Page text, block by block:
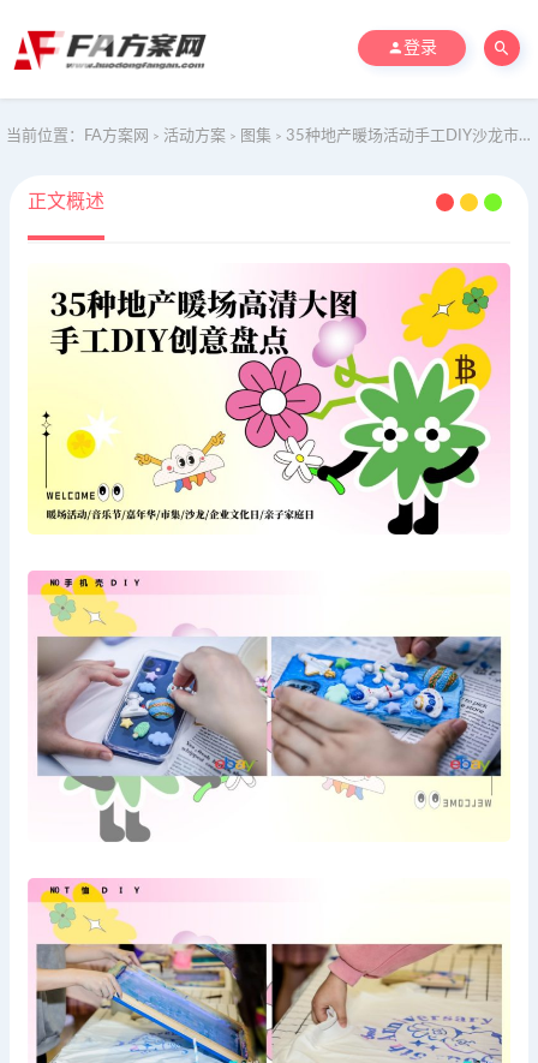
登录
当前位置： FA方案网 > 活动方案 > 图集 > 35种地产暖场活动手工DIY沙龙市集音乐节文化日创意盘点
正文概述